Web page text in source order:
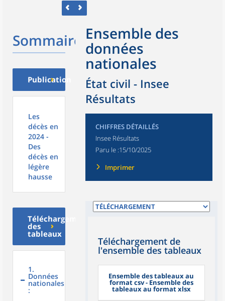
Sommaire
Publication
Les
décès en
2024 -
Des
décès en
légère
hausse
Téléchargement
des
tableaux
1.
Données
nationales
:
Ensemble des
données
nationales
État civil - Insee
Résultats
CHIFFRES DÉTAILLÉS
Insee Résultats
Paru le :15/10/2025
Imprimer
Téléchargement de
l'ensemble des tableaux
Ensemble des tableaux au
format csv - Ensemble des
tableaux au format xlsx